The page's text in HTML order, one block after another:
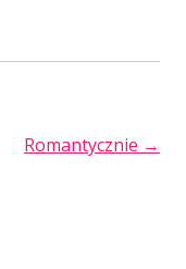
Romantycznie →